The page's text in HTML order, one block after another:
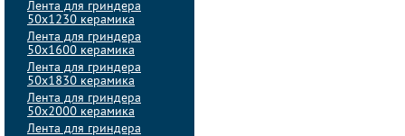
Лента для гриндера
50х1230 керамика
Лента для гриндера
50х1600 керамика
Лента для гриндера
50х1830 керамика
Лента для гриндера
50х2000 керамика
Лента для гриндера